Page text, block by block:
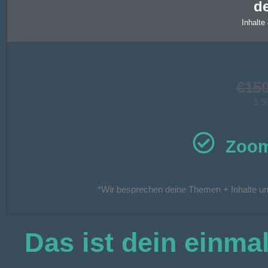
€
1
*Wir besprechen deine Themen + Inhalte
Das ist dein